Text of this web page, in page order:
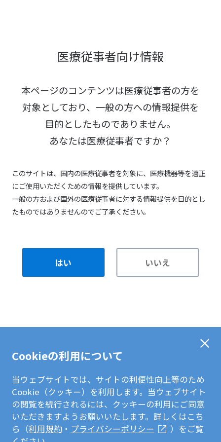
医療従事者向け情報
本ページのコンテンツは医療従事者の方を
対象としており、 一般の方への情報提供を
目的としたものでありません。
あなたは医療従事者ですか？
このサイトは、国内の医療従事者を対象に、医療機器等を適正
にご使用いただくための情報を提供しています。
一般の方および国外の医療従事者に対する情報提供を目的とし
たものではありませんのでご了承ください。
はい いいえ
Cookieの利用について
当ウェブサイトでは、サイトの利便性向上等のため
Cookie（クッキー）を利用します。当ウェブサイト
の閲覧を続行されるには、クッキーの利用にご同意
いただきますようお願いいたします。詳しくはこち
ら（利用規約・ プライバシーポリシー
）をご覧